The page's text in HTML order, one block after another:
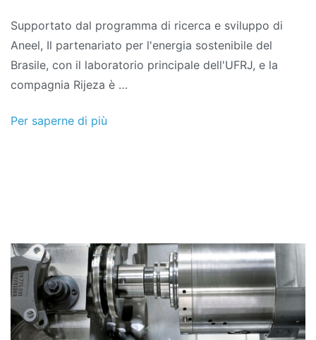
EMMA:
Applicazione
automatizzata
di
antiusura
Supportato dal programma di ricerca e sviluppo di
Aneel, Il partenariato per l'energia sostenibile del
Brasile, con il laboratorio principale dell'UFRJ, e la
compagnia Rijeza è …
Per saperne di più